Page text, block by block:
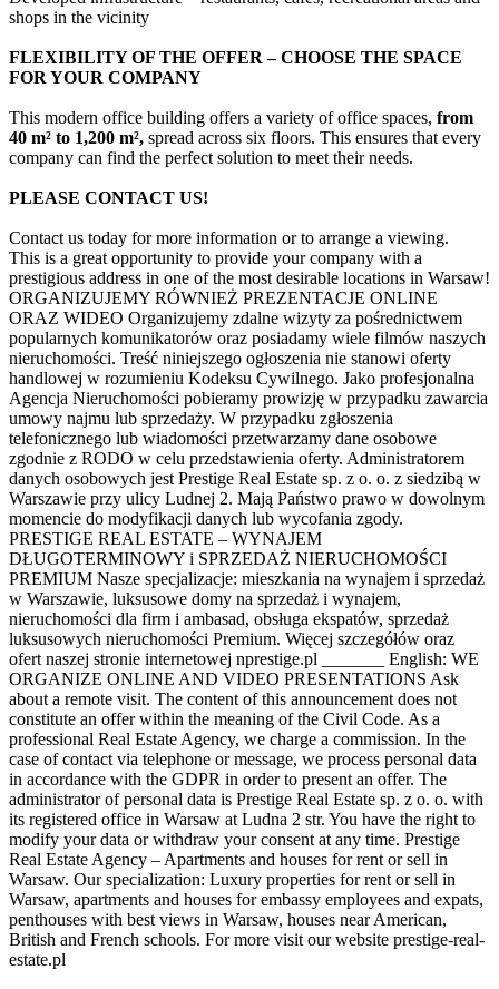
shops in the vicinity
FLEXIBILITY OF THE OFFER – CHOOSE THE SPACE
FOR YOUR COMPANY
This modern office building offers a variety of office spaces, from
40 m² to 1,200 m², spread across six floors. This ensures that every
company can find the perfect solution to meet their needs.
PLEASE CONTACT US!
Contact us today for more information or to arrange a viewing.
This is a great opportunity to provide your company with a
prestigious address in one of the most desirable locations in Warsaw!
ORGANIZUJEMY RÓWNIEŻ PREZENTACJE ONLINE
ORAZ WIDEO Organizujemy zdalne wizyty za pośrednictwem
popularnych komunikatorów oraz posiadamy wiele filmów naszych
nieruchomości. Treść niniejszego ogłoszenia nie stanowi oferty
handlowej w rozumieniu Kodeksu Cywilnego. Jako profesjonalna
Agencja Nieruchomości pobieramy prowizję w przypadku zawarcia
umowy najmu lub sprzedaży. W przypadku zgłoszenia
telefonicznego lub wiadomości przetwarzamy dane osobowe
zgodnie z RODO w celu przedstawienia oferty. Administratorem
danych osobowych jest Prestige Real Estate sp. z o. o. z siedzibą w
Warszawie przy ulicy Ludnej 2. Mają Państwo prawo w dowolnym
momencie do modyfikacji danych lub wycofania zgody.
PRESTIGE REAL ESTATE – WYNAJEM
DŁUGOTERMINOWY i SPRZEDAŻ NIERUCHOMOŚCI
PREMIUM Nasze specjalizacje: mieszkania na wynajem i sprzedaż
w Warszawie, luksusowe domy na sprzedaż i wynajem,
nieruchomości dla firm i ambasad, obsługa ekspatów, sprzedaż
luksusowych nieruchomości Premium. Więcej szczegółów oraz
ofert naszej stronie internetowej nprestige.pl _______ English: WE
ORGANIZE ONLINE AND VIDEO PRESENTATIONS Ask
about a remote visit. The content of this announcement does not
constitute an offer within the meaning of the Civil Code. As a
professional Real Estate Agency, we charge a commission. In the
case of contact via telephone or message, we process personal data
in accordance with the GDPR in order to present an offer. The
administrator of personal data is Prestige Real Estate sp. z o. o. with
its registered office in Warsaw at Ludna 2 str. You have the right to
modify your data or withdraw your consent at any time. Prestige
Real Estate Agency – Apartments and houses for rent or sell in
Warsaw. Our specialization: Luxury properties for rent or sell in
Warsaw, apartments and houses for embassy employees and expats,
penthouses with best views in Warsaw, houses near American,
British and French schools. For more visit our website prestige-real-
estate.pl